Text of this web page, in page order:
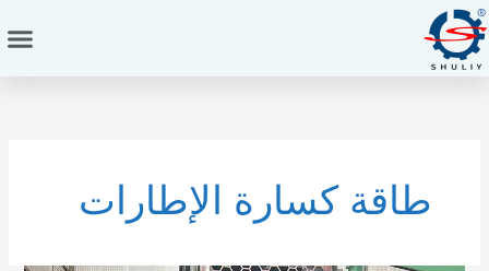
تخطي
إلى
المحتوى
طاقة كسارة الإطارات